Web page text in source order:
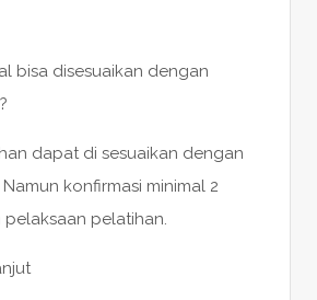
bisa disesuaikan dengan
dapat di sesuaikan dengan
konfirmasi minimal 2
pelatihan.